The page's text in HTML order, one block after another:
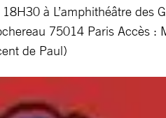
à L’amphithéâtre des
75014 Paris Accès :
de Paul)